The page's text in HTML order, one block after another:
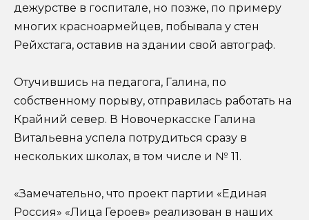
дежурстве в госпитале, но позже, по примеру
многих красноармейцев, побывала у стен
Рейхстага, оставив на здании свой автограф.
Отучившись на педагога, Галина, по
собственному порыву, отправилась работать на
Крайний север. В Новочеркасске Галина
Витальевна успела потрудиться сразу в
нескольких школах, в том числе и № 11.
«Замечательно, что проект партии «Единая
Россия» «Лица Героев» реализован в наших